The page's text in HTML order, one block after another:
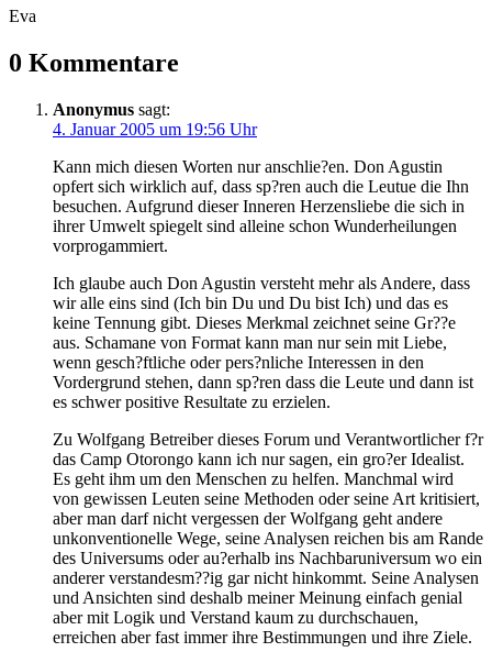
Eva
0 Kommentare
Anonymus sagt:
4. Januar 2005 um 19:56 Uhr
Kann mich diesen Worten nur anschlie?en. Don Agustin
opfert sich wirklich auf, dass sp?ren auch die Leutue die Ihn
besuchen. Aufgrund dieser Inneren Herzensliebe die sich in
ihrer Umwelt spiegelt sind alleine schon Wunderheilungen
vorprogammiert.
Ich glaube auch Don Agustin versteht mehr als Andere, dass
wir alle eins sind (Ich bin Du und Du bist Ich) und das es
keine Tennung gibt. Dieses Merkmal zeichnet seine Gr??e
aus. Schamane von Format kann man nur sein mit Liebe,
wenn gesch?ftliche oder pers?nliche Interessen in den
Vordergrund stehen, dann sp?ren dass die Leute und dann ist
es schwer positive Resultate zu erzielen.
Zu Wolfgang Betreiber dieses Forum und Verantwortlicher f?r
das Camp Otorongo kann ich nur sagen, ein gro?er Idealist.
Es geht ihm um den Menschen zu helfen. Manchmal wird
von gewissen Leuten seine Methoden oder seine Art kritisiert,
aber man darf nicht vergessen der Wolfgang geht andere
unkonventionelle Wege, seine Analysen reichen bis am Rande
des Universums oder au?erhalb ins Nachbaruniversum wo ein
anderer verstandesm??ig gar nicht hinkommt. Seine Analysen
und Ansichten sind deshalb meiner Meinung einfach genial
aber mit Logik und Verstand kaum zu durchschauen,
erreichen aber fast immer ihre Bestimmungen und ihre Ziele.